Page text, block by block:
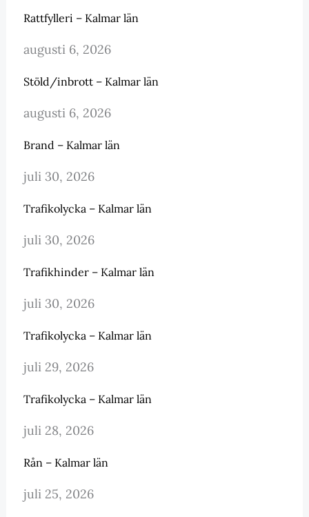
Rattfylleri – Kalmar län
augusti 6, 2026
Stöld/inbrott – Kalmar län
augusti 6, 2026
Brand – Kalmar län
juli 30, 2026
Trafikolycka – Kalmar län
juli 30, 2026
Trafikhinder – Kalmar län
juli 30, 2026
Trafikolycka – Kalmar län
juli 29, 2026
Trafikolycka – Kalmar län
juli 28, 2026
Rån – Kalmar län
juli 25, 2026